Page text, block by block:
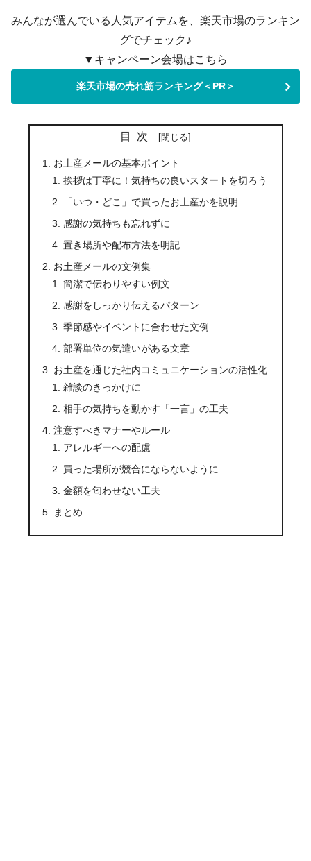
みんなが選んでいる人気アイテムを、楽天市場のランキン
グでチェック♪
▼キャンペーン会場はこちら
楽天市場の売れ筋ランキング＜PR＞
目次
お土産メールの基本ポイント
挨拶は丁寧に！気持ちの良いスタートを切ろう
「いつ・どこ」で買ったお土産かを説明
感謝の気持ちも忘れずに
置き場所や配布方法を明記
お土産メールの文例集
簡潔で伝わりやすい例文
感謝をしっかり伝えるパターン
季節感やイベントに合わせた文例
部署単位の気遣いがある文章
お土産を通じた社内コミュニケーションの活性化
雑談のきっかけに
相手の気持ちを動かす「一言」の工夫
注意すべきマナーやルール
アレルギーへの配慮
買った場所が競合にならないように
金額を匂わせない工夫
まとめ